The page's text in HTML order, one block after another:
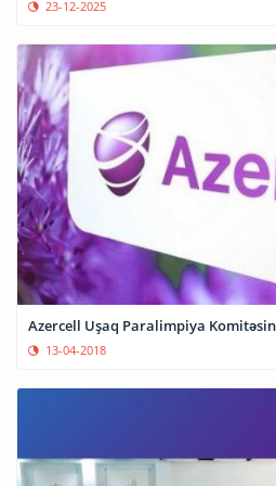
23-12-2025
Azercell Uşaq Paralimpiya
13-04-2018